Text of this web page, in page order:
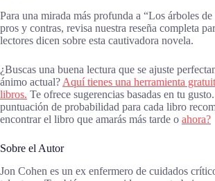
Para una mirada más profunda a “Los árboles
pros y contras, revisa nuestra reseña completa
lectores dicen sobre esta cautivadora novela.
¿Buscas una buena lectura que se ajuste
ánimo actual? Aquí tienes una herramienta
libros. Te ofrece sugerencias basadas en tu
puntuación de probabilidad para cada libro
encontrar el libro que amarás más tarde o ahora?
Sobre el Autor
Jon Cohen es un ex enfermero de cuidados